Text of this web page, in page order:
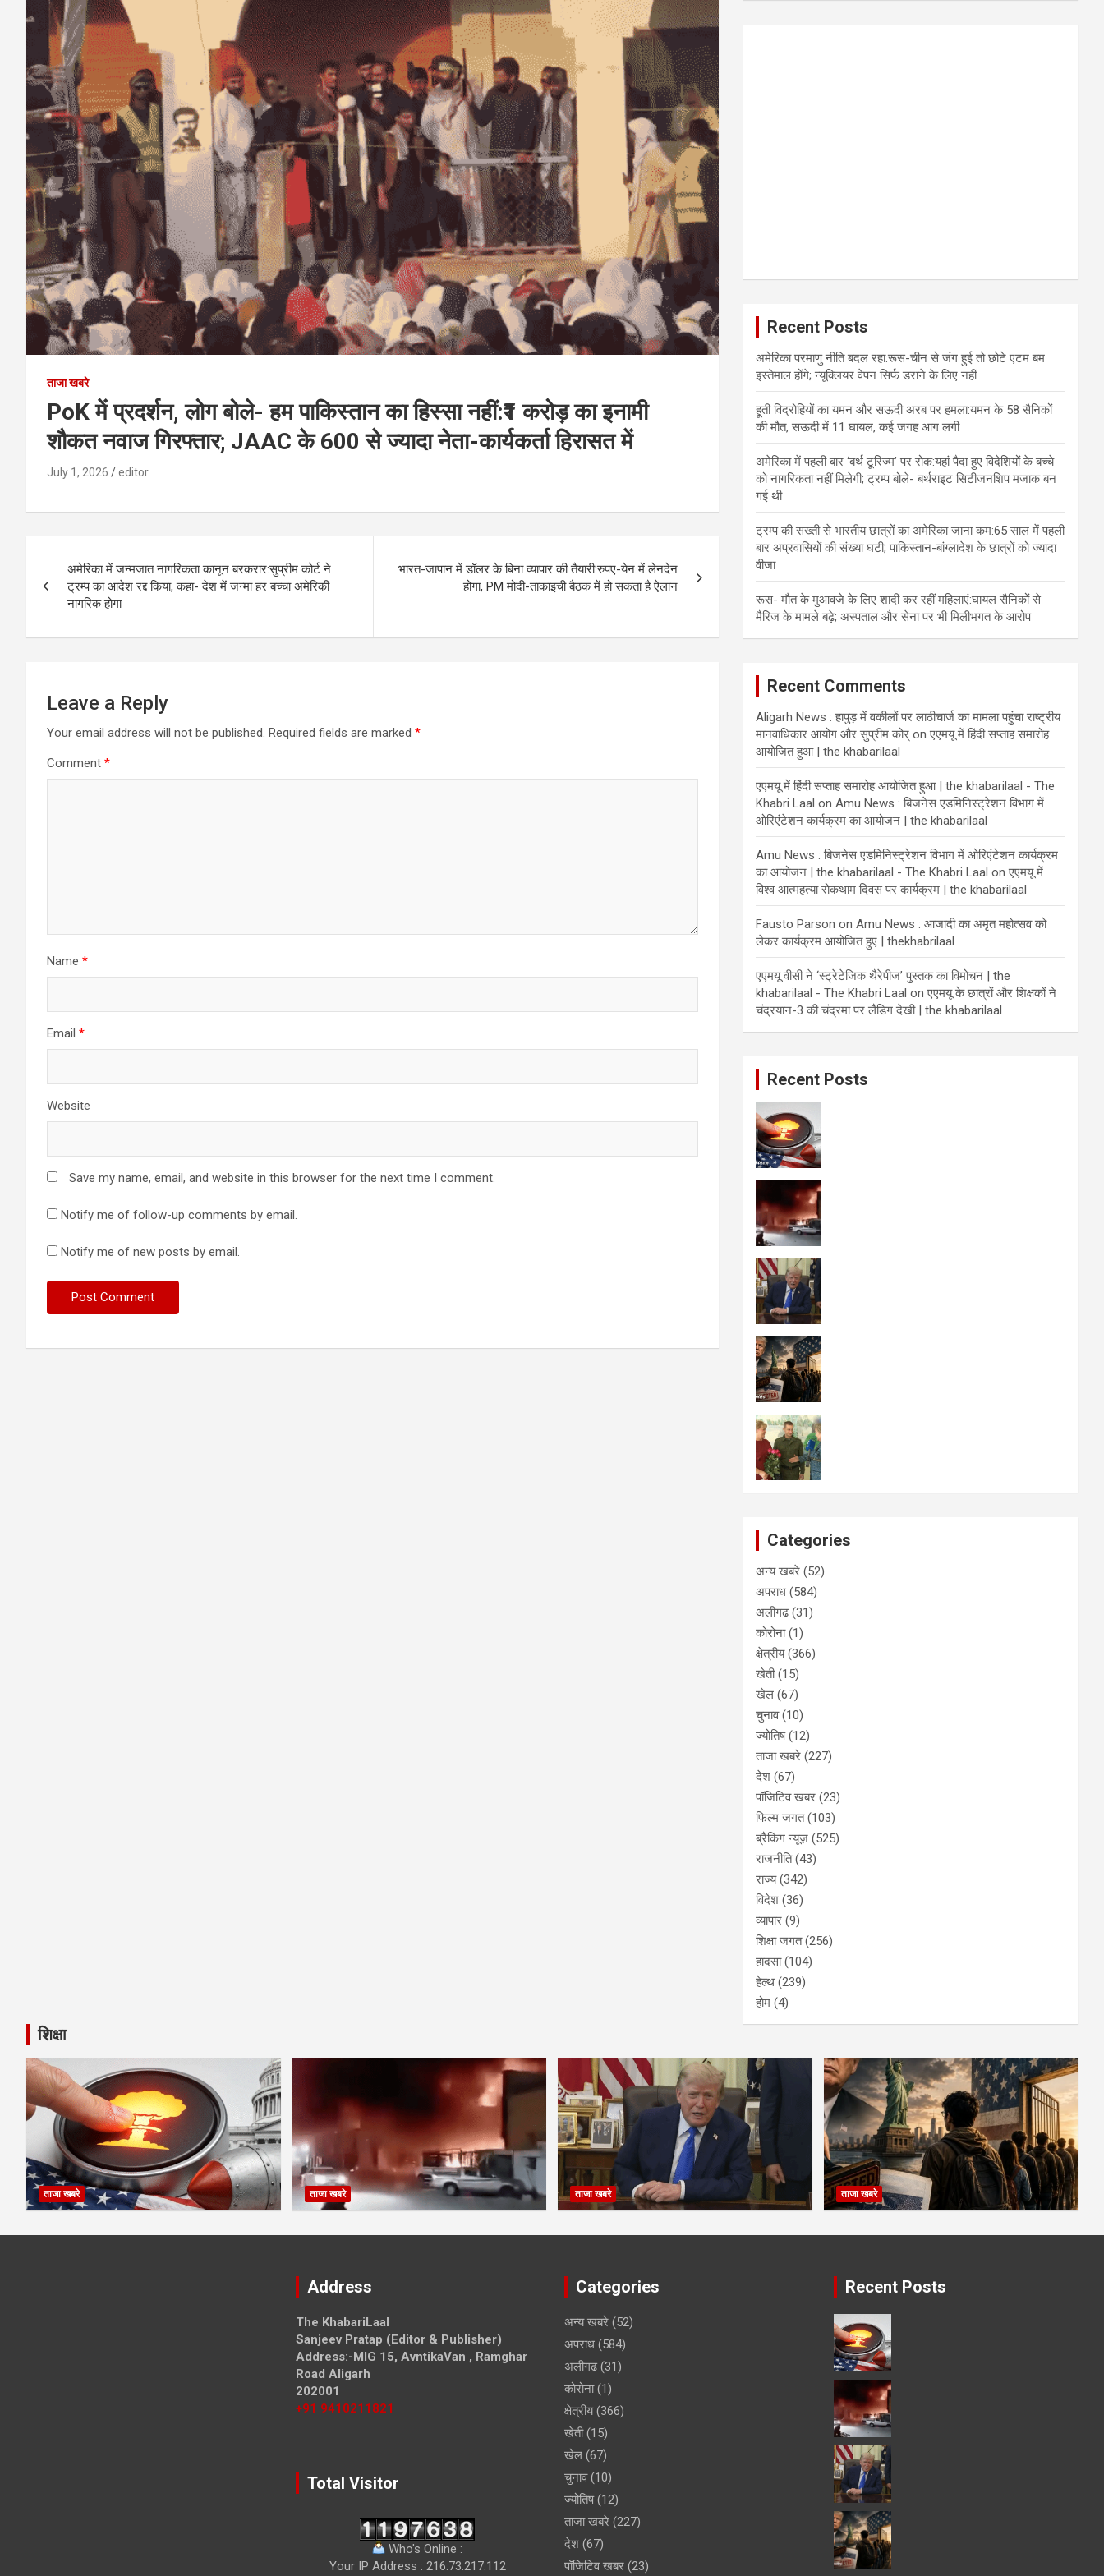
ताजा खबरे
PoK में प्रदर्शन, लोग बोले- हम पाकिस्तान का हिस्सा नहीं:₹1 करोड़ का इनामी
शौकत नवाज गिरफ्तार; JAAC के 600 से ज्यादा नेता-कार्यकर्ता हिरासत में
July 1, 2026 editor
navigation
अमेरिका में जन्मजात नागरिकता कानून बरकरार:सुप्रीम कोर्ट ने
ट्रम्प का आदेश रद्द किया, कहा- देश में जन्मा हर बच्चा अमेरिकी
नागरिक होगा
भारत-जापान में डॉलर के बिना व्यापार की तैयारी:रुपए-येन में लेनदेन
होगा, PM मोदी-ताकाइची बैठक में हो सकता है ऐलान
Leave a Reply
Your email address will not be published. Required fields are marked *
Comment *
Name *
Email *
Website
Save my name, email, and website in this browser for the next time I comment.
Notify me of follow-up comments by email.
Notify me of new posts by email.
Recent Posts
अमेरिका परमाणु नीति बदल रहा:रूस-चीन से जंग हुई तो छोटे एटम बम
इस्तेमाल होंगे; न्यूक्लियर वेपन सिर्फ डराने के लिए नहीं
हूती विद्रोहियों का यमन और सऊदी अरब पर हमला:यमन के 58 सैनिकों
की मौत, सऊदी में 11 घायल, कई जगह आग लगी
अमेरिका में पहली बार ‘बर्थ टूरिज्म’ पर रोक:यहां पैदा हुए विदेशियों के बच्चे
को नागरिकता नहीं मिलेगी; ट्रम्प बोले- बर्थराइट सिटीजनशिप मजाक बन
गई थी
ट्रम्प की सख्ती से भारतीय छात्रों का अमेरिका जाना कम:65 साल में पहली
बार अप्रवासियों की संख्या घटी; पाकिस्तान-बांग्लादेश के छात्रों को ज्यादा
वीजा
रूस- मौत के मुआवजे के लिए शादी कर रहीं महिलाएं:घायल सैनिकों से
मैरिज के मामले बढ़े; अस्पताल और सेना पर भी मिलीभगत के आरोप
Recent Comments
Aligarh News : हापुड़ में वकीलों पर लाठीचार्ज का मामला पहुंचा राष्ट्रीय
मानवाधिकार आयोग और सुप्रीम कोर् onएएमयू में हिंदी सप्ताह समारोह
आयोजित हुआ | the khabarilaal
एएमयू में हिंदी सप्ताह समारोह आयोजित हुआ | the khabarilaal - The
Khabri Laal onAmu News : बिजनेस एडमिनिस्ट्रेशन विभाग में
ओरिएंटेशन कार्यक्रम का आयोजन | the khabarilaal
Amu News : बिजनेस एडमिनिस्ट्रेशन विभाग में ओरिएंटेशन कार्यक्रम
का आयोजन | the khabarilaal - The Khabri Laal onएएमयू में
विश्व आत्महत्या रोकथाम दिवस पर कार्यक्रम | the khabarilaal
Fausto Parson onAmu News : आजादी का अमृत महोत्सव को
लेकर कार्यक्रम आयोजित हुए | thekhabrilaal
एएमयू वीसी ने ‘स्ट्रेटेजिक थैरेपीज’ पुस्तक का विमोचन | the
khabarilaal - The Khabri Laal onएएमयू के छात्रों और शिक्षकों ने
चंद्रयान-3 की चंद्रमा पर लैंडिंग देखी | the khabarilaal
Recent Posts
Categories
अन्य खबरे (52)
अपराध (584)
अलीगढ(31)
कोरोना(1)
क्षेत्रीय(366)
खेती(15)
खेल (67)
चुनाव(10)
ज्योतिष(12)
ताजा खबरे (227)
देश (67)
पॉजिटिव खबर (23)
फिल्म जगत(103)
ब्रैकिंग न्यूज़ (525)
राजनीति(43)
राज्य(342)
विदेश (36)
व्यापार (9)
शिक्षा जगत(256)
हादसा(104)
हेल्थ (239)
होम (4)
शिक्षा
ताजा खबरे ताजा खबरे ताजा खबरे ताजा खबरे
Address
The KhabariLaal
Sanjeev Pratap (Editor & Publisher)
Address:-MIG 15, AvntikaVan , Ramghar
Road Aligarh
202001
+91 9410211821
Total Visitor
Who's Online :
Your IP Address : 216.73.217.112
Categories
अन्य खबरे (52)
अपराध (584)
अलीगढ(31)
कोरोना(1)
क्षेत्रीय(366)
खेती(15)
खेल (67)
चुनाव(10)
ज्योतिष(12)
ताजा खबरे (227)
देश (67)
पॉजिटिव खबर (23)
Recent Posts